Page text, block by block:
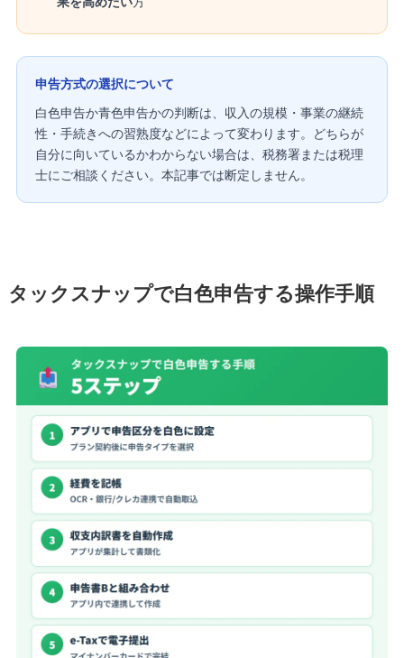
申告方式の選択について
白色申告か青色申告かの判断は、収入の規模・事業の継続
性・手続きへの習熟度などによって変わります。どちらが
自分に向いているかわからない場合は、税務署または税理
士にご相談ください。本記事では断定しません。
タックスナップで白色申告する操作手順